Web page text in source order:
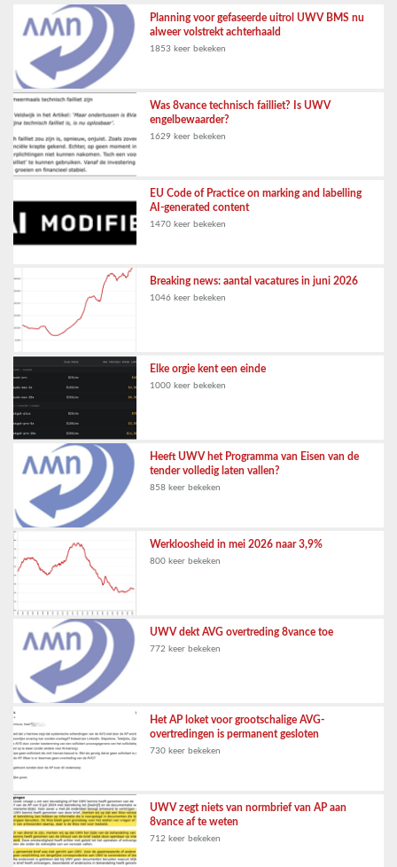
Planning voor gefaseerde uitrol UWV BMS nu
alweer volstrekt achterhaald
1853 keer bekeken
Was 8vance technisch failliet? Is UWV
engelbewaarder?
1629 keer bekeken
EU Code of Practice on marking and labelling
AI-generated content
1470 keer bekeken
Breaking news: aantal vacatures in juni 2026
1046 keer bekeken
Elke orgie kent een einde
1000 keer bekeken
Heeft UWV het Programma van Eisen van de
tender volledig laten vallen?
858 keer bekeken
Werkloosheid in mei 2026 naar 3,9%
800 keer bekeken
UWV dekt AVG overtreding 8vance toe
772 keer bekeken
Het AP loket voor grootschalige AVG-
overtredingen is permanent gesloten
730 keer bekeken
UWV zegt niets van normbrief van AP aan
8vance af te weten
712 keer bekeken